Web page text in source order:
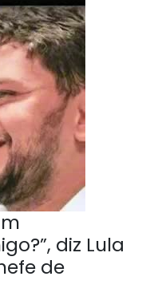
diz Lula
de